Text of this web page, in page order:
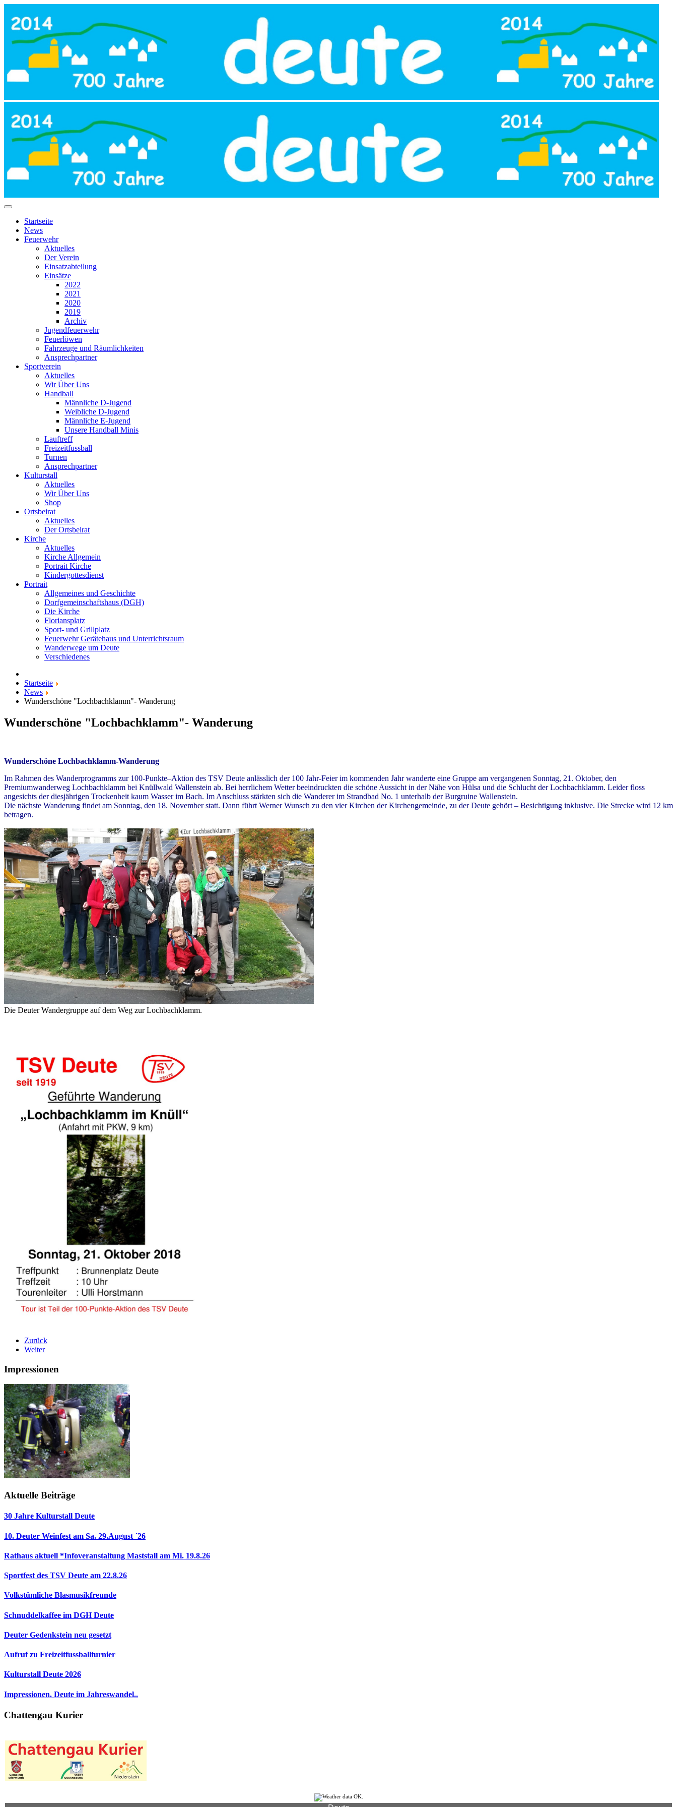
Startseite
News
Feuerwehr
Aktuelles
Der Verein
Einsatzabteilung
Einsätze
2022
2021
2020
2019
Archiv
Jugendfeuerwehr
Feuerlöwen
Fahrzeuge und Räumlichkeiten
Ansprechpartner
Sportverein
Aktuelles
Wir Über Uns
Handball
Männliche D-Jugend
Weibliche D-Jugend
Männliche E-Jugend
Unsere Handball Minis
Lauftreff
Freizeitfussball
Turnen
Ansprechpartner
Kulturstall
Aktuelles
Wir Über Uns
Shop
Ortsbeirat
Aktuelles
Der Ortsbeirat
Kirche
Aktuelles
Kirche Allgemein
Portrait Kirche
Kindergottesdienst
Portrait
Allgemeines und Geschichte
Dorfgemeinschaftshaus (DGH)
Die Kirche
Floriansplatz
Sport- und Grillplatz
Feuerwehr Gerätehaus und Unterrichtsraum
Wanderwege um Deute
Verschiedenes
Startseite
News
Wunderschöne "Lochbachklamm"- Wanderung
Wunderschöne "Lochbachklamm"- Wanderung
Wunderschöne Lochbachklamm-Wanderung
Im Rahmen des Wanderprogramms zur 100-Punkte–Aktion des TSV Deute anlässlich der 100 Jahr-Feier im kommenden Jahr wanderte eine Gruppe am vergangenen Sonntag, 21. Oktober, den
Premiumwanderweg Lochbachklamm bei Knüllwald Wallenstein ab. Bei herrlichem Wetter beeindruckten die schöne Aussicht in der Nähe von Hülsa und die Schlucht der Lochbachklamm. Leider floss
angesichts der diesjährigen Trockenheit kaum Wasser im Bach. Im Anschluss stärkten sich die Wanderer im Strandbad No. 1 unterhalb der Burgruine Wallenstein.
Die nächste Wanderung findet am Sonntag, den 18. November statt. Dann führt Werner Wunsch zu den vier Kirchen der Kirchengemeinde, zu der Deute gehört – Besichtigung inklusive. Die Strecke wird 12 km
betragen.
Die Deuter Wandergruppe auf dem Weg zur Lochbachklamm.
Zurück
Weiter
Impressionen
Aktuelle Beiträge
30 Jahre Kulturstall Deute
10. Deuter Weinfest am Sa. 29.August ´26
Rathaus aktuell *Infoveranstaltung Maststall am Mi. 19.8.26
Sportfest des TSV Deute am 22.8.26
Volkstümliche Blasmusikfreunde
Schnuddelkaffee im DGH Deute
Deuter Gedenkstein neu gesetzt
Aufruf zu Freizeitfussballturnier
Kulturstall Deute 2026
Impressionen. Deute im Jahreswandel..
Chattengau Kurier